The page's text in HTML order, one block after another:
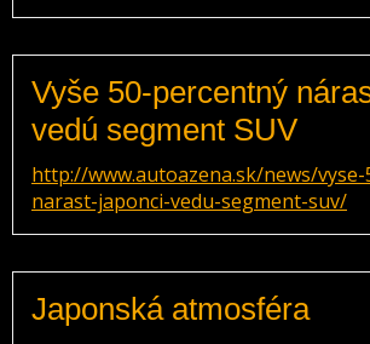
Vyše 50-percentný
vedú segment SUV
http://www.autoazena.sk/news/
narast-japonci-vedu-segment-suv/
Japonská atmosféra